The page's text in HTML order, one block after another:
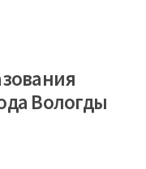
Вологды